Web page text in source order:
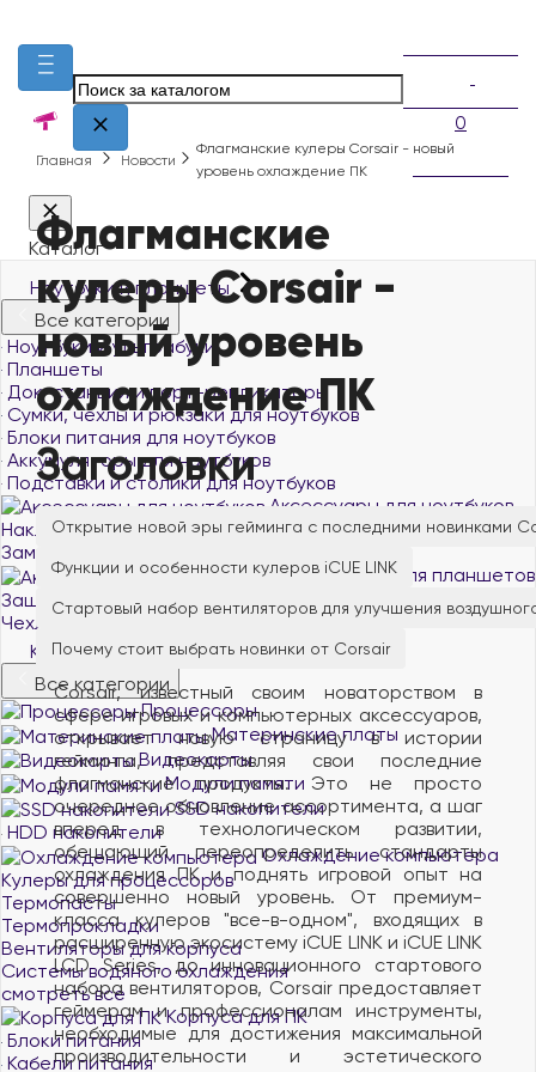
0
Каталог
Ноутбуки и планшеты
Все категории
Ноутбуки и ультрабуки
Планшеты
Док-станции и порт-репликаторы
Сумки, чехлы и рюкзаки для ноутбуков
Блоки питания для ноутбуков
Аккумуляторы для ноутбуков
Подставки и столики для ноутбуков
Аксессуары для ноутбуков
Наклейки на клавиатуру
Замки для ноутбуков
Аксессуары для планшетов
Защитные пленки и стекло для планшетов
Чехлы и обложки для планшетов
Комплектующие для ПК
Все категории
Процессоры
Материнские платы
Видеокарты
Модули памяти
SSD накопители
HDD накопители
Охлаждение компьютера
Кулеры для процессоров
Термопасты
Термопрокладки
Вентиляторы для корпуса
Системы водяного охлаждения
смотреть все
Корпуса для ПК
Блоки питания
Кабели питания
Главная Новости
Флагманские кулеры Corsair - новый
уровень охлаждение ПК
Флагманские
кулеры Corsair -
новый уровень
охлаждение ПК
Заголовки
Открытие новой эры гейминга с последними новинками
Функции и особенности кулеров iCUE LINK
Стартовый набор вентиляторов для улучшения
Почему стоит выбрать новинки от Corsair
Corsair, известный своим новаторством в
сфере игровых и компьютерных аксессуаров,
открывает новую страницу в истории
гейминга, представляя свои последние
флагманские продукты. Это не просто
очередное обновление ассортимента, а шаг
вперед в технологическом развитии,
обещающий переопределить стандарты
охлаждения ПК и поднять игровой опыт на
совершенно новый уровень. От премиум-
класса кулеров "все-в-одном", входящих в
расширенную экосистему iCUE LINK и iCUE LINK
LCD Series, до инновационного стартового
набора вентиляторов, Corsair предоставляет
геймерам и профессионалам инструменты,
необходимые для достижения максимальной
производительности и эстетического